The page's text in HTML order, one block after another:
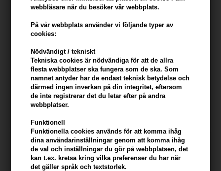
webbläsare när du besöker vår webbplats.
På vår webbplats använder vi följande typer av
cookies:
Nödvändigt / tekniskt
Tekniska cookies är nödvändiga för att de allra
flesta webbplatser ska fungera som de ska. Som
namnet antyder har de endast teknisk betydelse och
därmed ingen inverkan på din integritet, eftersom
de inte registrerar det du letar efter på andra
webbplatser.
Funktionell
Funktionella cookies används för att komma ihåg
dina användarinställningar genom att komma ihåg
de val och inställningar du gör på webbplatsen, det
kan t.ex. kretsa kring vilka preferenser du har när
det gäller språk och textstorlek.
Affinage Mode Salt Spray 250
185,00 SEK
Asp Mode Waxworks Dry
Wax Hairspray 200ml
185,00 SEK